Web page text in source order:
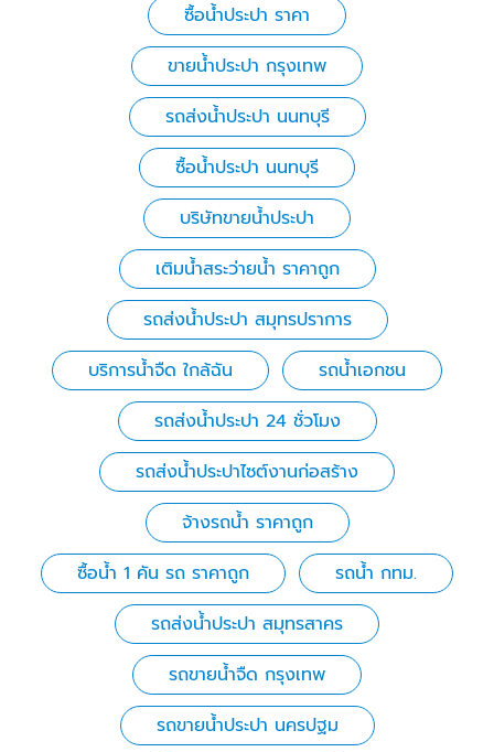
ซื้อน้ำประปา ราคา
ขายน้ําประปา กรุงเทพ
รถส่งน้ำประปา นนทบุรี
ซื้อน้ำประปา นนทบุรี
บริษัทขายน้ำประปา
เติมน้ำสระว่ายน้ำ ราคาถูก
รถส่งน้ำประปา สมุทรปราการ
บริการน้ำจืด ใกล้ฉัน
รถน้ำเอกชน
รถส่งน้ำประปา 24 ชั่วโมง
รถส่งน้ำประปาไซต์งานก่อสร้าง
จ้างรถน้ำ ราคาถูก
ซื้อน้ำ 1 คัน รถ ราคาถูก
รถน้ำ กทม.
รถส่งน้ําประปา สมุทรสาคร
รถขายน้ำจืด กรุงเทพ
รถขายน้ำประปา นครปฐม